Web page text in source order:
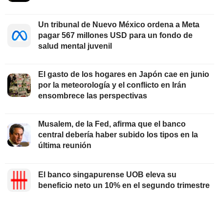
Un tribunal de Nuevo México ordena a Meta
pagar 567 millones USD para un fondo de
salud mental juvenil
El gasto de los hogares en Japón cae en junio
por la meteorología y el conflicto en Irán
ensombrece las perspectivas
Musalem, de la Fed, afirma que el banco
central debería haber subido los tipos en la
última reunión
El banco singapurense UOB eleva su
beneficio neto un 10% en el segundo trimestre